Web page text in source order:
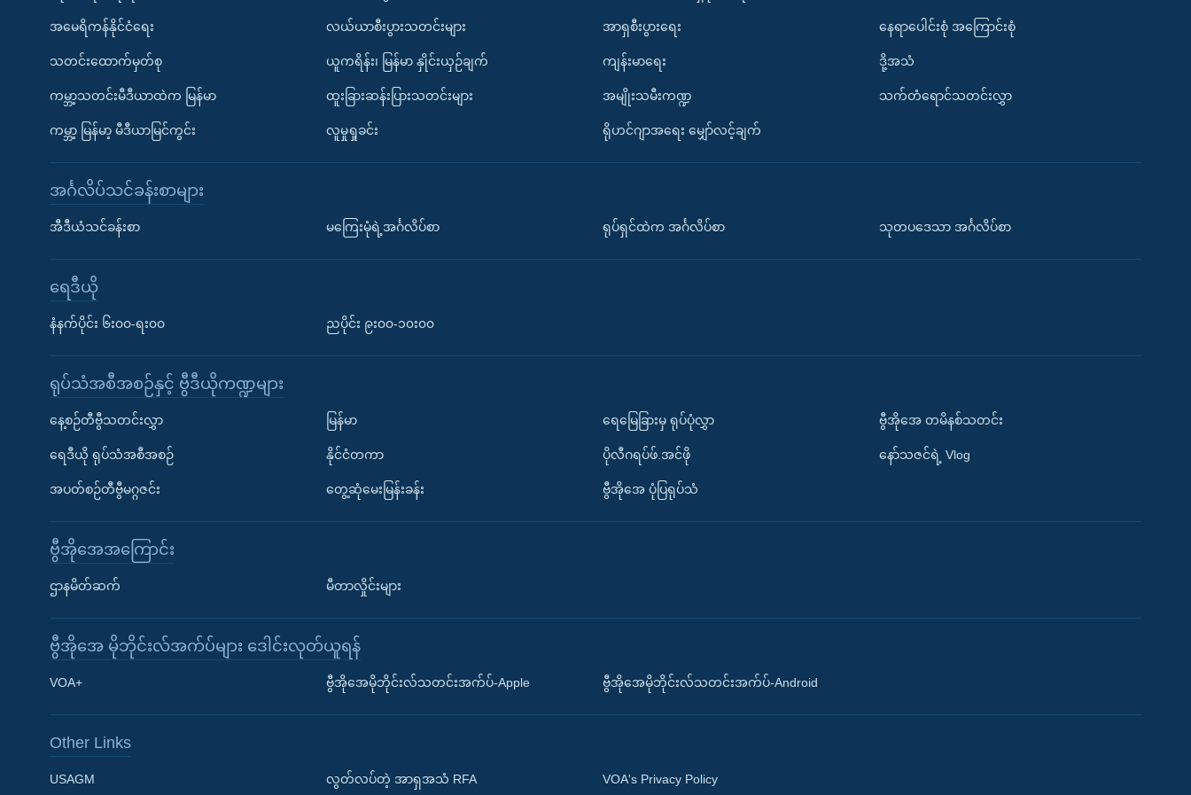
Learning English
အမေရိကန်နိုင်ငံရေး
သတင်းထောက်မှတ်စု
ကမ္ဘာ့သတင်းမီဒီယာထဲက မြန်မာ
ကမ္ဘာ့ မြန်မာ့ မီဒီယာမြင်ကွင်း
လယ်ယာစီးပွားသတင်းများ
ယူကရိန်း၊ မြန်မာ နှိုင်းယှဉ်ချက်
ထူးခြားဆန်းပြားသတင်းများ
လူမှုရှုခင်း
အာရှစီးပွားရေး
ကျန်းမာရေး
အမျိုးသမီးကဏ္ဍ
ရိုဟင်ဂျာအရေး မျှော်လင့်ချက်
နေရာပေါင်းစုံ အကြောင်းစုံ
ဒို့အသံ
သက်တံရောင်သတင်းလွှာ
အင်္ဂလိပ်သင်ခန်းစာများ
အီဒီယံသင်ခန်းစာ မကြေးမုံရဲ့အင်္ဂလိပ်စာ ရုပ်ရှင်ထဲက အင်္ဂလိပ်စာ သုတပဒေသာ အင်္ဂလိပ်စာ
ရေဒီယို
နံနက်ပိုင်း ၆း၀၀-ရး၀၀ ညပိုင်း ၉း၀၀-၁၀း၀၀
ရုပ်သံအစီအစဉ်နှင့် ဗွီဒီယိုကဏ္ဍများ
နေ့စဉ်တီဗွီသတင်းလွှာ
ရေဒီယို ရုပ်သံအစီအစဉ်
အပတ်စဉ်တီဗွီမဂ္ဂဇင်း
မြန်မာ
နိုင်ငံတကာ
တွေ့ဆုံမေးမြန်းခန်း
ရေမြေခြားမှ ရုပ်ပုံလွှာ
ပိုလီဂရပ်ဖ်.အင်ဖို
ဗွီအိုအေ ပုံပြရုပ်သံ
ဗွီအိုအေ တမိနစ်သတင်း
နော်သဇင်ရဲ့ Vlog
ဗွီအိုအေအကြောင်း
ဌာနမိတ်ဆက် မီတာလှိုင်းများ
ဗွီအိုအေ မိုဘိုင်းလ်အက်ပ်များ ဒေါင်းလုတ်ယူရန်
VOA+ ဗွီအိုအေမိုဘိုင်းလ်သတင်းအက်ပ်-Apple ဗွီအိုအေမိုဘိုင်းလ်သတင်းအက်ပ်-Android
Other Links
USAGM လွတ်လပ်တဲ့ အာရှအသံ RFA VOA's Privacy Policy